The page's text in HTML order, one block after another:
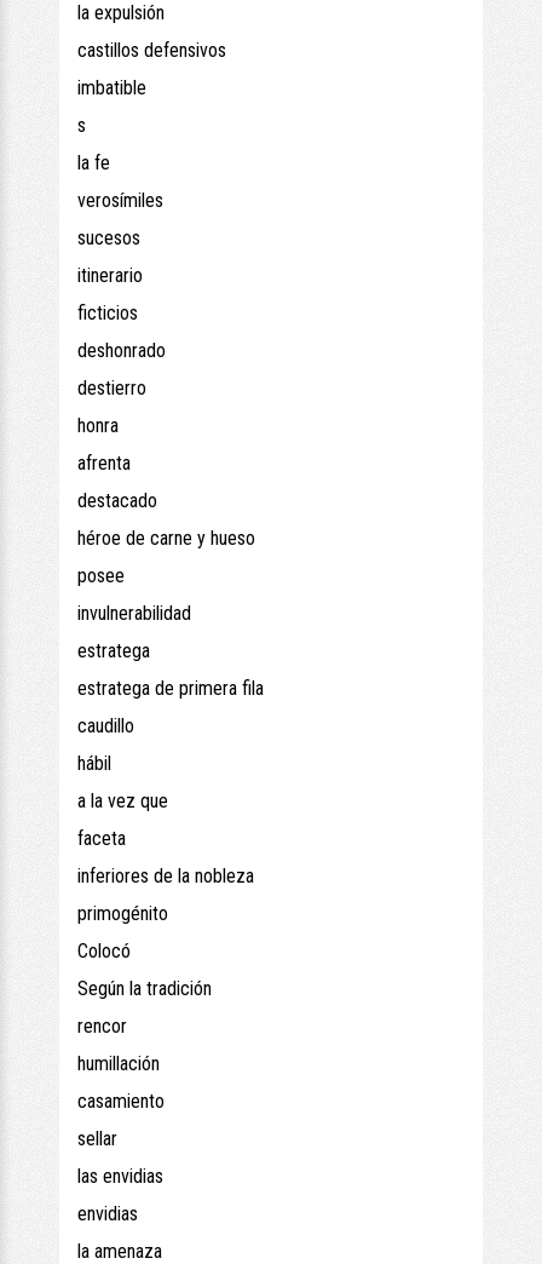
la expulsión
castillos defensivos
imbatible
s
la fe
verosímiles
sucesos
itinerario
ficticios
deshonrado
destierro
honra
afrenta
destacado
héroe de carne y hueso
posee
invulnerabilidad
estratega
estratega de primera fila
caudillo
hábil
a la vez que
faceta
inferiores de la nobleza
primogénito
Colocó
Según la tradición
rencor
humillación
casamiento
sellar
las envidias
envidias
la amenaza